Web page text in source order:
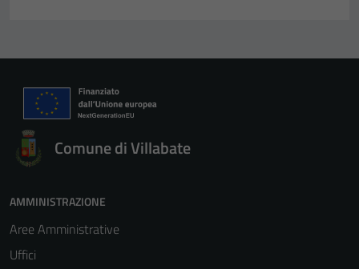
Comune di Villabate
AMMINISTRAZIONE
Aree Amministrative
Uffici